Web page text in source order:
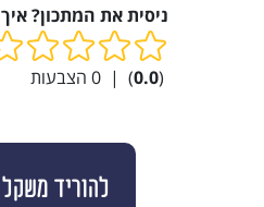
ניסית את המתכון?
(
0.0
)
|
0 הצבעות
להוריד